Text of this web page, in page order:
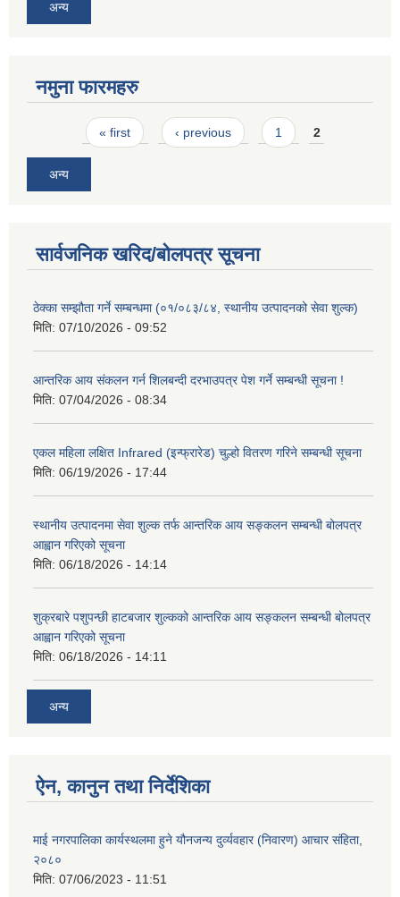
अन्य
नमुना फारमहरु
Pages« first ‹ previous 1 2
अन्य
सार्वजनिक खरिद/बोलपत्र सूचना
ठेक्का सम्झौता गर्ने सम्बन्धमा (०१/०८३/८४, स्थानीय उत्पादनको सेवा शुल्क)
मिति: 07/10/2026 - 09:52
आन्तरिक आय संकलन गर्न शिलबन्दी दरभाउपत्र पेश गर्ने सम्बन्धी सूचना !
मिति: 07/04/2026 - 08:34
एकल महिला लक्षित Infrared (इन्फ्रारेड) चुल्हो वितरण गरिने सम्बन्धी सूचना
मिति: 06/19/2026 - 17:44
स्थानीय उत्पादनमा सेवा शुल्क तर्फ आन्तरिक आय सङ्कलन सम्बन्धी बोलपत्र
आह्वान गरिएको सूचना
मिति: 06/18/2026 - 14:14
शुक्रबारे पशुपन्छी हाटबजार शुल्कको आन्तरिक आय सङ्कलन सम्बन्धी बोलपत्र
आह्वान गरिएको सूचना
मिति: 06/18/2026 - 14:11
अन्य
ऐन, कानुन तथा निर्देशिका
माई नगरपालिका कार्यस्थलमा हुने यौनजन्य दुर्व्यवहार (निवारण) आचार संहिता,
२०८०
मिति: 07/06/2023 - 11:51